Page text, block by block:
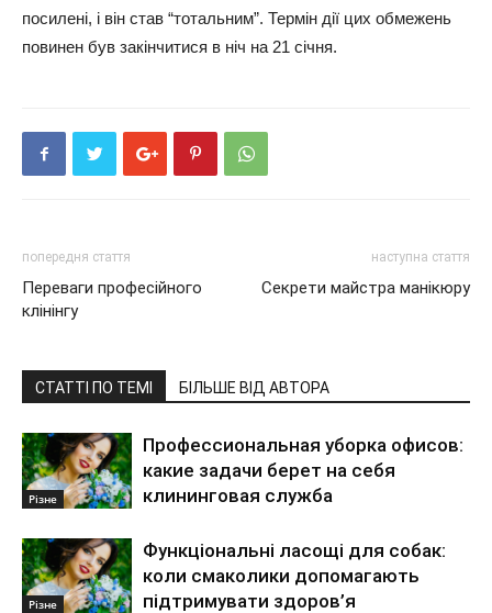
посилені, і він став “тотальним”. Термін дії цих обмежень
повинен був закінчитися в ніч на 21 січня.
попередня стаття
Переваги професійного
клінінгу
наступна стаття
Секрети майстра манікюру
СТАТТІ ПО ТЕМІ БІЛЬШЕ ВІД АВТОРА
Різне
Профессиональная уборка офисов:
какие задачи берет на себя
клининговая служба
Різне
Функціональні ласощі для собак:
коли смаколики допомагають
підтримувати здоров’я